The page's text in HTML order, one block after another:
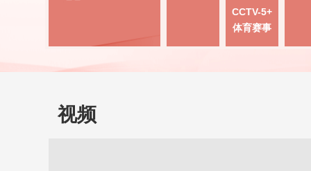
CCTV-5+
体育赛事
视频